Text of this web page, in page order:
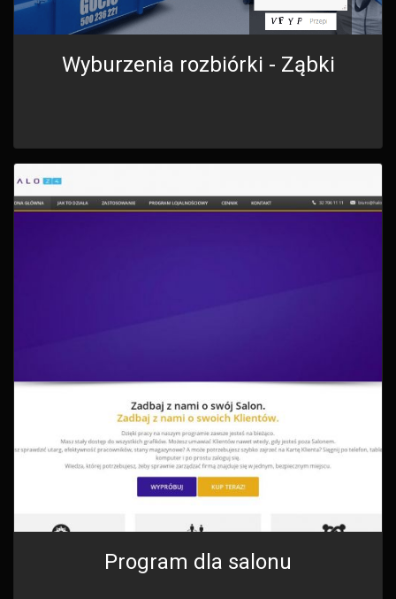
Wyburzenia rozbiórki - Ząbki
Program dla salonu